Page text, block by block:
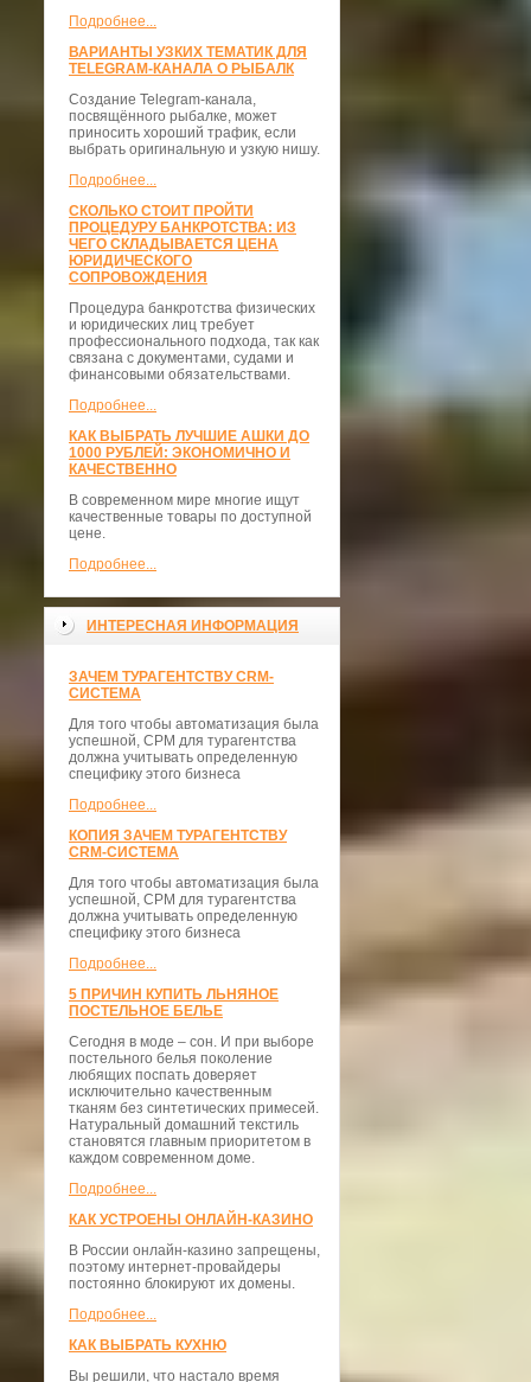
Подробнее...
ВАРИАНТЫ УЗКИХ ТЕМАТИК ДЛЯ
TELEGRAM-КАНАЛА О РЫБАЛК
Создание Telegram-канала,
посвящённого рыбалке, может
приносить хороший трафик, если
выбрать оригинальную и узкую нишу.
Подробнее...
СКОЛЬКО СТОИТ ПРОЙТИ
ПРОЦЕДУРУ БАНКРОТСТВА: ИЗ
ЧЕГО СКЛАДЫВАЕТСЯ ЦЕНА
ЮРИДИЧЕСКОГО
СОПРОВОЖДЕНИЯ
Процедура банкротства физических
и юридических лиц требует
профессионального подхода, так как
связана с документами, судами и
финансовыми обязательствами.
Подробнее...
КАК ВЫБРАТЬ ЛУЧШИЕ АШКИ ДО
1000 РУБЛЕЙ: ЭКОНОМИЧНО И
КАЧЕСТВЕННО
В современном мире многие ищут
качественные товары по доступной
цене.
Подробнее...
ИНТЕРЕСНАЯ ИНФОРМАЦИЯ
ЗАЧЕМ ТУРАГЕНТСТВУ CRM-
СИСТЕМА
Для того чтобы автоматизация была
успешной, СРМ для турагентства
должна учитывать определенную
специфику этого бизнеса
Подробнее...
КОПИЯ ЗАЧЕМ ТУРАГЕНТСТВУ
CRM-СИСТЕМА
Для того чтобы автоматизация была
успешной, СРМ для турагентства
должна учитывать определенную
специфику этого бизнеса
Подробнее...
5 ПРИЧИН КУПИТЬ ЛЬНЯНОЕ
ПОСТЕЛЬНОЕ БЕЛЬЕ
Сегодня в моде – сон. И при выборе
постельного белья поколение
любящих поспать доверяет
исключительно качественным
тканям без синтетических примесей.
Натуральный домашний текстиль
становятся главным приоритетом в
каждом современном доме.
Подробнее...
КАК УСТРОЕНЫ ОНЛАЙН-КАЗИНО
В России онлайн-казино запрещены,
поэтому интернет-провайдеры
постоянно блокируют их домены.
Подробнее...
КАК ВЫБРАТЬ КУХНЮ
Вы решили, что настало время